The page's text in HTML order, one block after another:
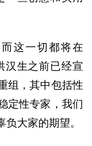
这一切都将在
汉生之前已经宣
组，其中包括性
定性专家，我们
大家的期望。